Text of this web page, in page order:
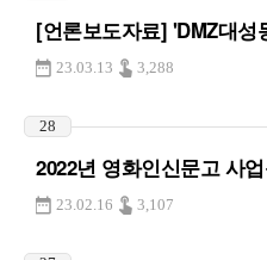
[언론보도자료] 'DMZ대성
23.03.13 3,288
28
2022년 영화인신문고 사
23.02.16 3,107